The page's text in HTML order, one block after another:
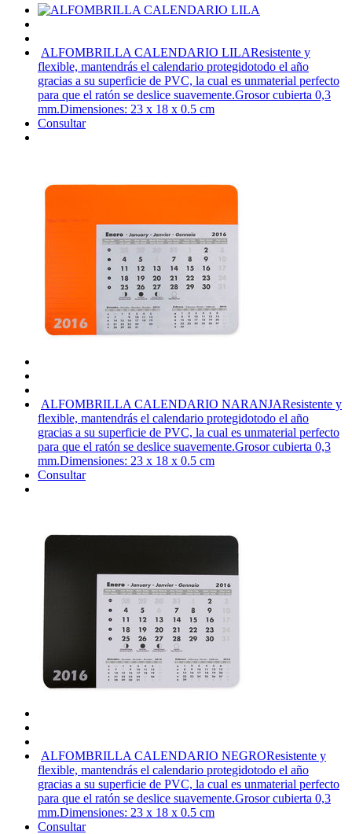
ALFOMBRILLA CALENDARIO LILAResistente y
flexible, mantendrás el calendario protegidotodo el año
gracias a su superficie de PVC, la cual es unmaterial perfecto
para que el ratón se deslice suavemente.Grosor cubierta 0,3
mm.Dimensiones: 23 x 18 x 0.5 cm
Consultar
ALFOMBRILLA CALENDARIO NARANJAResistente y
flexible, mantendrás el calendario protegidotodo el año
gracias a su superficie de PVC, la cual es unmaterial perfecto
para que el ratón se deslice suavemente.Grosor cubierta 0,3
mm.Dimensiones: 23 x 18 x 0.5 cm
Consultar
ALFOMBRILLA CALENDARIO NEGROResistente y
flexible, mantendrás el calendario protegidotodo el año
gracias a su superficie de PVC, la cual es unmaterial perfecto
para que el ratón se deslice suavemente.Grosor cubierta 0,3
mm.Dimensiones: 23 x 18 x 0.5 cm
Consultar